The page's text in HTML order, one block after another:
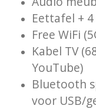
Eettafel +
Free WiFi
Kabel TV
YouTube)
Bluetooth
voor USB/